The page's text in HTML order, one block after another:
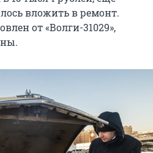
вложить в ремонт.
от «Волги-31029»,